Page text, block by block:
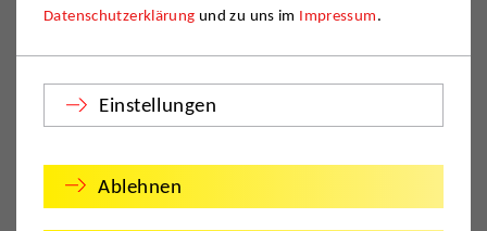
Datenschutzerklärung und zu uns im Impressum.
Einstellungen
Ablehnen